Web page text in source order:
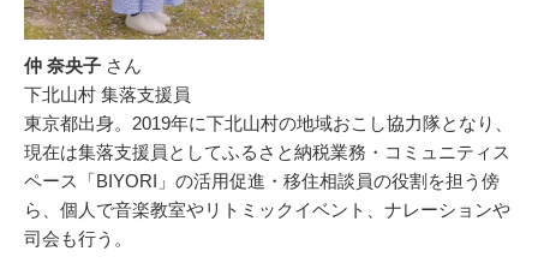
仲 奈央子 さん
下北山村 集落支援員
東京都出身。2019年に下北山村の地域おこし協力隊となり、
現在は集落支援員としてふるさと納税業務・コミュニティス
ペース「BIYORI」の活用促進・移住相談員の役割を担う傍
ら、個人で音楽教室やリトミックイベント、ナレーションや
司会も行う。